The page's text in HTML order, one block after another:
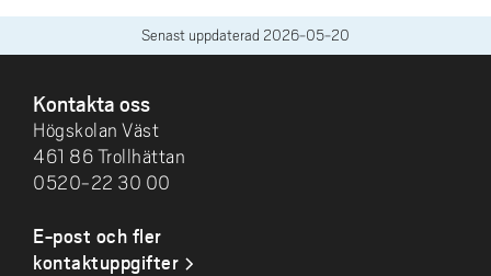
Senast uppdaterad 2026-05-20
Kontakta oss
Högskolan Väst
461 86 Trollhättan
0520-22 30 00
E-post och fler
kontaktuppgifter